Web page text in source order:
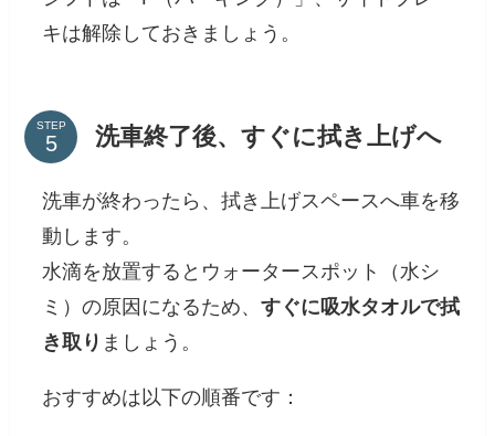
キは解除しておきましょう。
STEP 洗車終了後、すぐに拭き上げへ
洗車が終わったら、拭き上げスペースへ車を移
動します。
水滴を放置するとウォータースポット（水シ
ミ）の原因になるため、すぐに吸水タオルで拭
き取り ましょう。
おすすめは以下の順番です：